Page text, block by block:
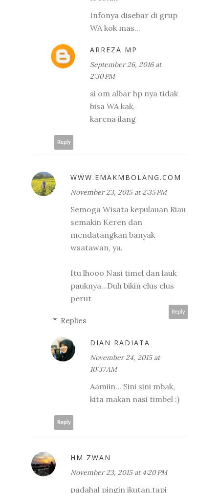
Infonya disebar di grup
WA kok mas...
ARREZA MP
September 26, 2016 at
2:30 PM
si om albar hp nya tidak
bisa WA kak,
karena ilang
Reply
WWW.EMAKMBOLANG.COM
November 23, 2015 at 2:35 PM
Semoga Wisata kepulauan Riau
semakin Keren dan
mendatangkan banyak
wsatawan, ya.
Itu lhooo Nasi timel dan lauk
pauknya...Duh bikin elus elus
perut
Reply
Replies
DIAN RADIATA
November 24, 2015 at
10:37 AM
Aamiin... Sini sini mbak,
kita makan nasi timbel :)
Reply
HM ZWAN
November 23, 2015 at 4:20 PM
padahal pingin ikutan,tapi